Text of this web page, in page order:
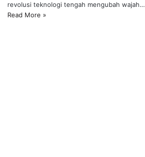
revolusi teknologi tengah mengubah wajah…
Read More »